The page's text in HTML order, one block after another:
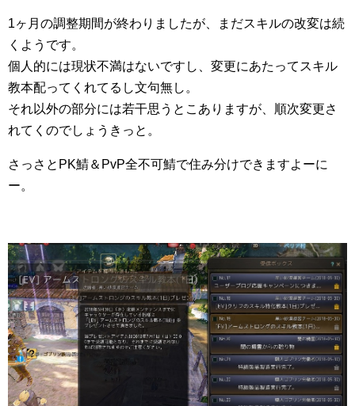
1ヶ月の調整期間が終わりましたが、まだスキルの改変は続
くようです。
個人的には現状不満はないですし、変更にあたってスキル
教本配ってくれてるし文句無し。
それ以外の部分には若干思うとこありますが、順次変更さ
れてくのでしょうきっと。
さっさとPK鯖＆PvP全不可鯖で住み分けできますよーに
ー。